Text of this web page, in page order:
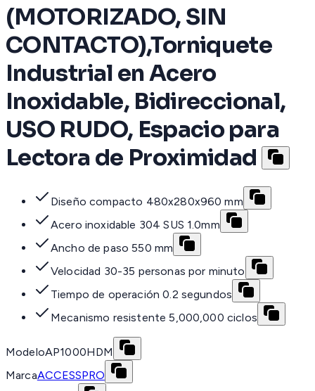
(MOTORIZADO, SIN
CONTACTO),Torniquete
Industrial en Acero
Inoxidable, Bidireccional,
USO RUDO, Espacio para
Lectora de Proximidad
Diseño compacto 480x280x960 mm
Acero inoxidable 304 SUS 1.0mm
Ancho de paso 550 mm
Velocidad 30-35 personas por minuto
Tiempo de operación 0.2 segundos
Mecanismo resistente 5,000,000 ciclos
ModeloAP1000HDM
MarcaACCESSPRO